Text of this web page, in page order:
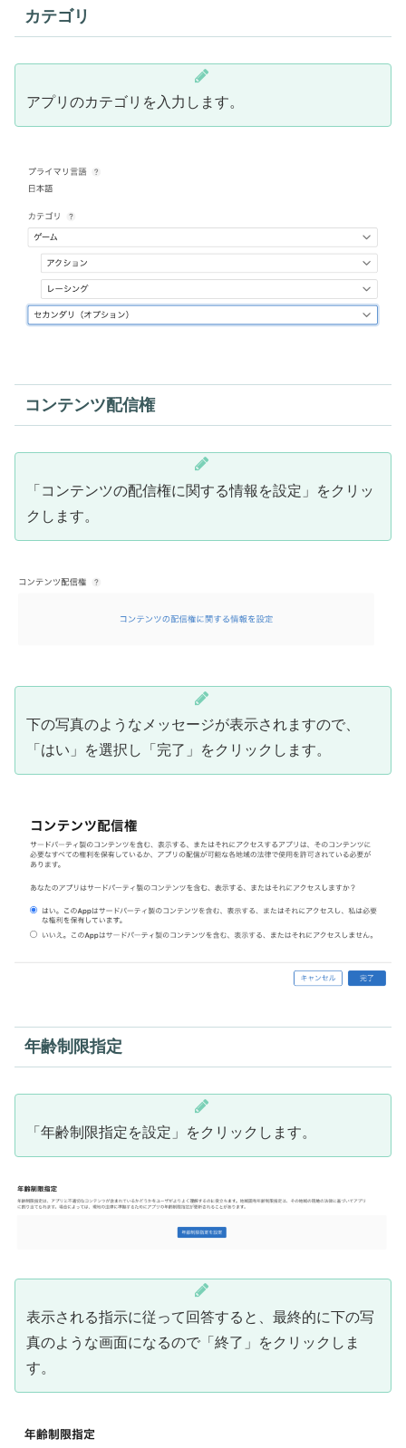
カテゴリ
アプリのカテゴリを入力します。
コンテンツ配信権
「コンテンツの配信権に関する情報を設定」をクリッ
クします。
下の写真のようなメッセージが表示されますので、
「はい」を選択し「完了」をクリックします。
年齢制限指定
「年齢制限指定を設定」をクリックします。
表示される指示に従って回答すると、最終的に下の写
真のような画面になるので「終了」をクリックしま
す。